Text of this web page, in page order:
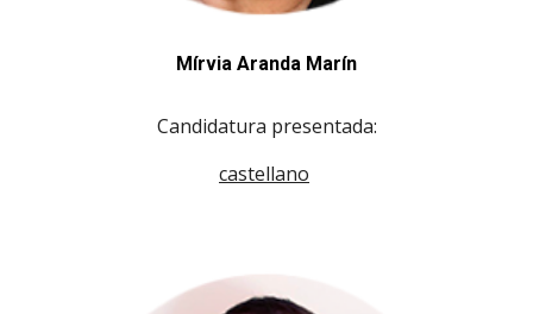
Mírvia Aranda Marín
Candidatura presentada:
castellano